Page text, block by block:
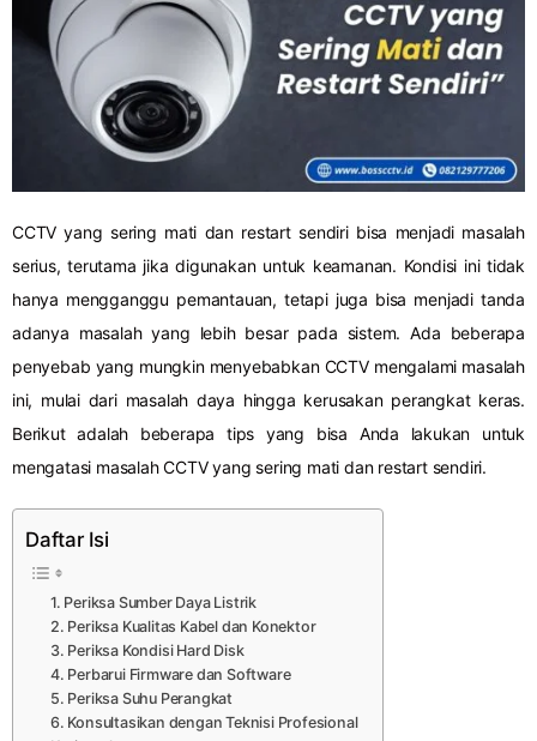
CCTV yang sering mati dan restart sendiri bisa menjadi masalah
serius, terutama jika digunakan untuk keamanan. Kondisi ini tidak
hanya mengganggu pemantauan, tetapi juga bisa menjadi tanda
adanya masalah yang lebih besar pada sistem. Ada beberapa
penyebab yang mungkin menyebabkan CCTV mengalami masalah
ini, mulai dari masalah daya hingga kerusakan perangkat keras.
Berikut adalah beberapa tips yang bisa Anda lakukan untuk
mengatasi masalah CCTV yang sering mati dan restart sendiri.
Daftar Isi
1. Periksa Sumber Daya Listrik
2. Periksa Kualitas Kabel dan Konektor
3. Periksa Kondisi Hard Disk
4. Perbarui Firmware dan Software
5. Periksa Suhu Perangkat
6. Konsultasikan dengan Teknisi Profesional